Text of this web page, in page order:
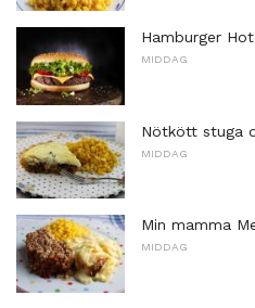
Hamburger
MIDDAG
Nötkött stuga
MIDDAG
Min mamma
MIDDAG